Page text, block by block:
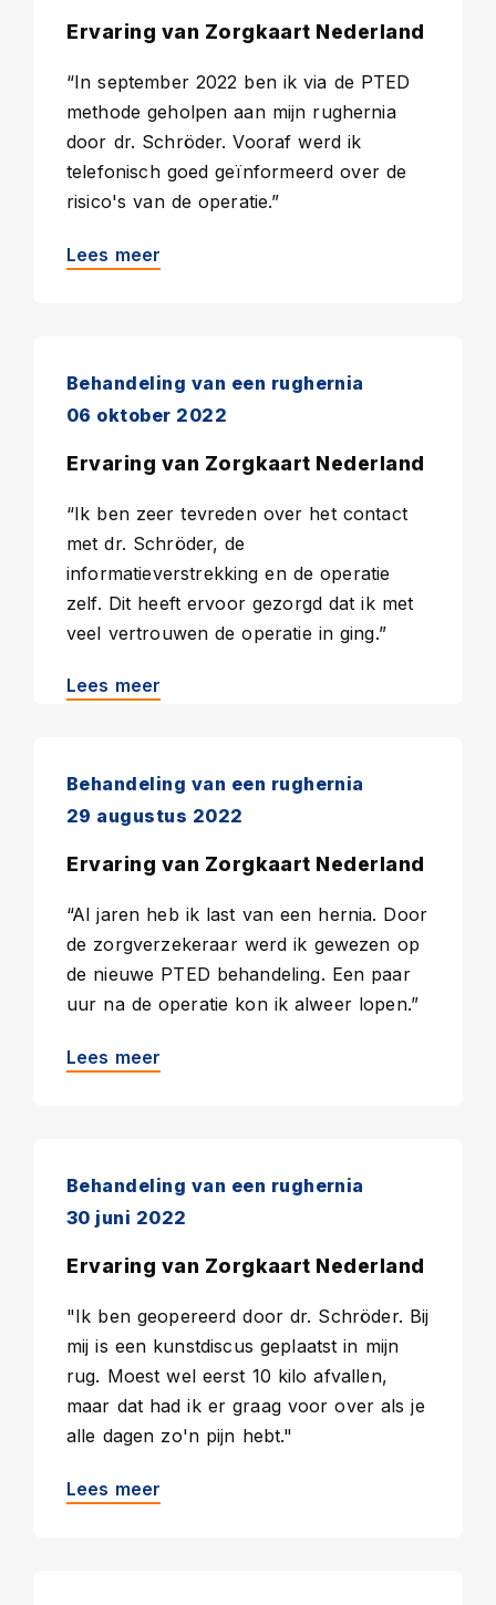
Ervaring van Zorgkaart Nederland
“In september 2022 ben ik via de PTED
methode geholpen aan mijn rughernia
door dr. Schröder. Vooraf werd ik
telefonisch goed geïnformeerd over de
risico's van de operatie.”
Lees meer
Behandeling van een rughernia
06 oktober 2022
Ervaring van Zorgkaart Nederland
“Ik ben zeer tevreden over het contact
met dr. Schröder, de
informatieverstrekking en de operatie
zelf. Dit heeft ervoor gezorgd dat ik met
veel vertrouwen de operatie in ging.”
Lees meer
Behandeling van een rughernia
29 augustus 2022
Ervaring van Zorgkaart Nederland
“Al jaren heb ik last van een hernia. Door
de zorgverzekeraar werd ik gewezen op
de nieuwe PTED behandeling. Een paar
uur na de operatie kon ik alweer lopen.”
Lees meer
Behandeling van een rughernia
30 juni 2022
Ervaring van Zorgkaart Nederland
"Ik ben geopereerd door dr. Schröder. Bij
mij is een kunstdiscus geplaatst in mijn
rug. Moest wel eerst 10 kilo afvallen,
maar dat had ik er graag voor over als je
alle dagen zo'n pijn hebt."
Lees meer